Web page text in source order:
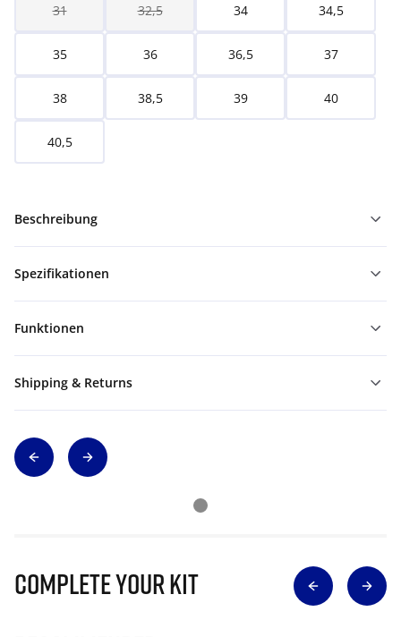
31 32,5 34 34,5
35 36 36,5 37
38 38,5 39 40
40,5
Beschreibung
Spezifikationen
Funktionen
Shipping & Returns
Complete Your Kit